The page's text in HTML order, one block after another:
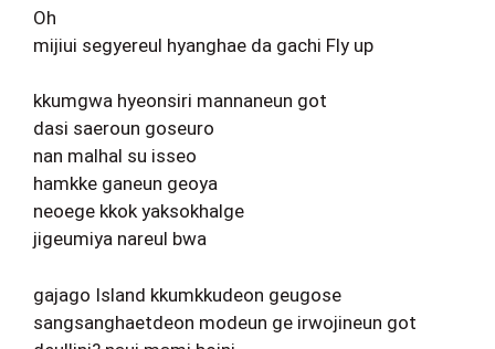
Oh
mijiui segyereul hyanghae da gachi Fly up
kkumgwa hyeonsiri mannaneun got
dasi saeroun goseuro
nan malhal su isseo
hamkke ganeun geoya
neoege kkok yaksokhalge
jigeumiya nareul bwa
gajago Island kkumkkudeon geugose
sangsanghaetdeon modeun ge irwojineun got